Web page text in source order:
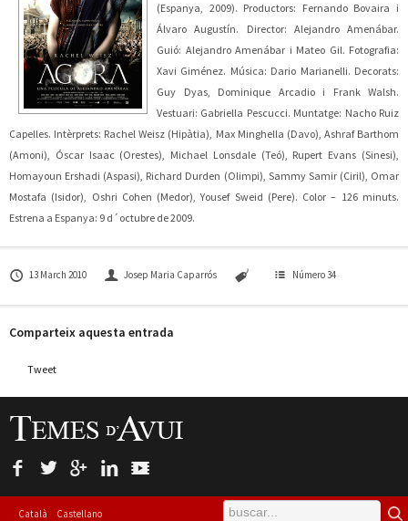
(Espanya, 2009). Productors: Fernando Bovaira i
Álvaro Augustín. Director: Alejandro Amenábar.
Guió: Alejandro Amenábar i Mateo Gil. Fotografia:
Xavi Giménez. Música: Dario Marianelli. Decorats:
Guy Dyas, Dominique Arcadio i Frank Walsh.
Vestuari: Gabriella Pescucci. Muntatge: Nacho Ruiz
Capelles. Intèrprets: Rachel Weisz (Hipàtia), Max Minghella (Davo), Ashraf Barthom
(Amoni), Óscar Isaac (Orestes), Michael Lonsdale (Teó), Rupert Evans (Sinesi),
Homayoun Ershadi (Aspasi), Richard Durden (Olimpi), Sammy Samir (Ciril), Omar
Mostafa (Isidor), Oshri Cohen (Medor), Yousef Sweid (Pere). Color – 126 minuts.
Estrena a Espanya: 9 d´octubre de 2009.
13 March 2010 Josep Maria Caparrós Número 34
Comparteix aquesta entrada
Tweet
Català Castellano